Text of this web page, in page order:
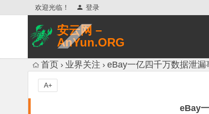
欢迎光临！ 登录
安云网 –
AnYun.ORG
网络安全研究、网络各种猎奇八卦。
首页 业界关注 eBay一亿四千万数据泄漏
eBay
A+